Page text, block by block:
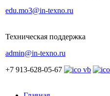
edu.mo3@in-texno.ru
Техническая поддержка
admin@in-texno.ru
+7 913-628-05-67